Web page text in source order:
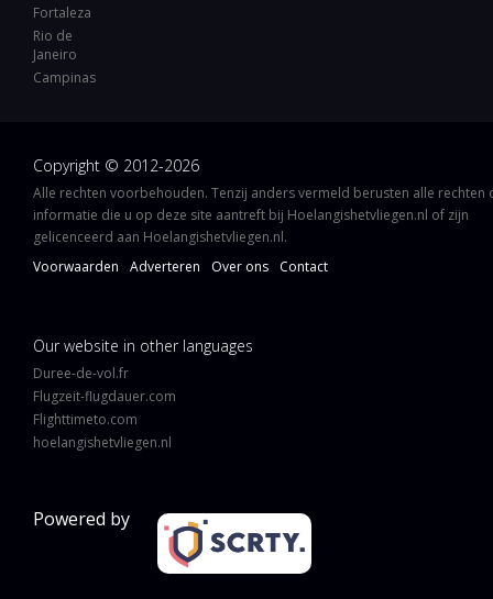
Fortaleza
Rio de
Janeiro
Campinas
Copyright © 2012-2026
Alle rechten voorbehouden. Tenzij anders vermeld berusten alle rechten
informatie die u op deze site aantreft bij Hoelangishetvliegen.nl of zijn
gelicenceerd aan Hoelangishetvliegen.nl.
Voorwaarden
Adverteren Over ons Contact
Our website in other languages
Duree-de-vol.fr
Flugzeit-flugdauer.com
Flighttimeto.com
hoelangishetvliegen.nl
Powered by